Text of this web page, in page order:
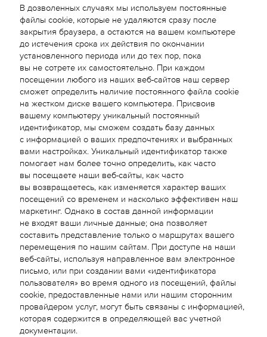
В дозволенных случаях мы используем постоянные
файлы cookie, которые не удаляются сразу после
закрытия браузера, а остаются на вашем компьютере
до истечения срока их действия по окончании
установленного периода или до тех пор, пока
вы не сотрете их самостоятельно. При каждом
посещении любого из наших веб-сайтов наш сервер
сможет определить наличие постоянного файла cookie
на жестком диске вашего компьютера. Присвоив
вашему компьютеру уникальный постоянный
идентификатор, мы сможем создать базу данных
с информацией о ваших предпочтениях и выбранных
вами настройках. Уникальный идентификатор также
помогает нам более точно определить, как часто
вы посещаете наши веб-сайты, как часто
вы возвращаетесь, как изменяется характер ваших
посещений со временем и насколько эффективен наш
маркетинг. Однако в состав данной информации
не входят ваши личные данные; она позволяет
составить представление только о маршрутах вашего
перемещения по нашим сайтам. При доступе на наши
веб-сайты, используя направленное вам электронное
письмо, или при создании вами «идентификатора
пользователя» во время одного из посещений, файлы
cookie, предоставленные нами или нашим сторонним
провайдером услуг, могут быть связаны с информацией,
которая содержится в определяющей вас учетной
документации.